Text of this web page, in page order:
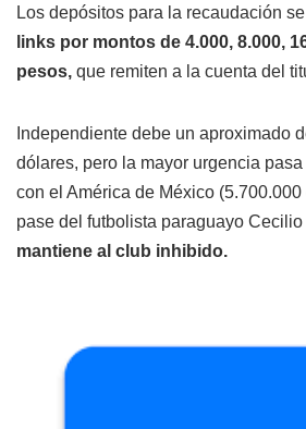
Los depósitos para la recaudación
links por montos de 4.000, 8.000,
pesos, que remiten a la cuenta del
Independiente debe un aproximado
dólares, pero la mayor urgencia
con el América de México (5.700.000
pase del futbolista paraguayo
mantiene al club inhibido.